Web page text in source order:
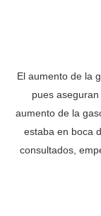
El aumento de la
pues
aumento de la
estaba en boca
consultados,